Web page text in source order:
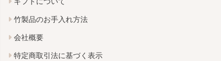
竹製品のお手入れ方法
会社概要
特定商取引法に基づく表示